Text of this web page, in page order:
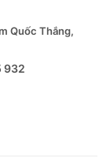
Quốc Thắng,
932